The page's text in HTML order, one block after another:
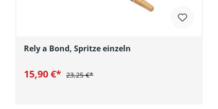
Rely a Bond, Spritze einzeln
15,90 €* 23,25 €*